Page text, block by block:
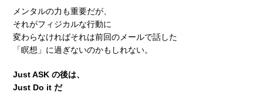
メンタルの力も重要だが、
それがフィジカルな行動に
変わらなければそれは前回のメールで話した
「瞑想」に過ぎないのかもしれない。
Just ASK の後は、
Just Do it だ